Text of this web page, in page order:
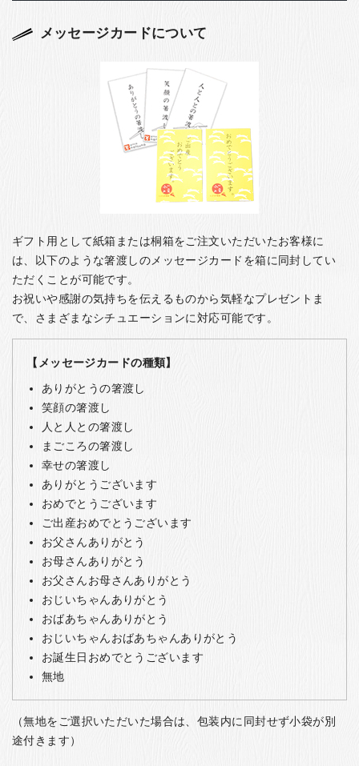
メッセージカードについて
ギフト用として紙箱または桐箱をご注文いただいたお客様に
は、以下のような箸渡しのメッセージカードを箱に同封してい
ただくことが可能です。
お祝いや感謝の気持ちを伝えるものから気軽なプレゼントま
で、さまざまなシチュエーションに対応可能です。
【メッセージカードの種類】
ありがとうの箸渡し
笑顔の箸渡し
人と人との箸渡し
まごころの箸渡し
幸せの箸渡し
ありがとうございます
おめでとうございます
ご出産おめでとうございます
お父さんありがとう
お母さんありがとう
お父さんお母さんありがとう
おじいちゃんありがとう
おばあちゃんありがとう
おじいちゃんおばあちゃんありがとう
お誕生日おめでとうございます
無地
（無地をご選択いただいた場合は、包装内に同封せず小袋が別
途付きます）